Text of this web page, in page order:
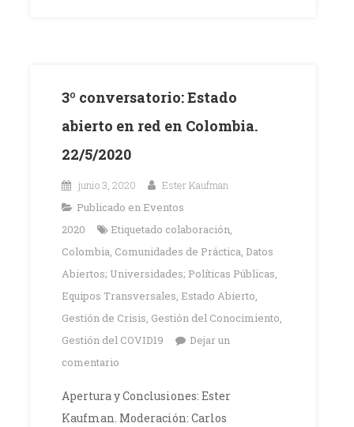
3º conversatorio: Estado
abierto en red en Colombia.
22/5/2020
junio 3, 2020
Ester Kaufman
Publicado en Eventos
2020
Etiquetado colaboración,
Colombia, Comunidades de Práctica, Datos
Abiertos; Universidades; Políticas Públicas,
Equipos Transversales, Estado Abierto,
Gestión de Crisis, Gestión del Conocimiento,
Gestión del COVID19
Dejar un
comentario
Apertura y Conclusiones: Ester
Kaufman. Moderación: Carlos